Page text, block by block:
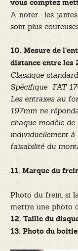
vous comptez
A noter : les
sont plus
10. Mesure de
distance entre les
Classique
Spécifique FAT
Les entraxes au
197mm ne
chaque modèle
individuellement à
faisabilité du
11. Marque du
Photo du frein, si
mettre une photo
12. Taille du
13. Photo du